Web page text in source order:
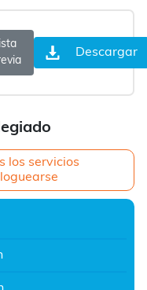
los servicios
Descargar